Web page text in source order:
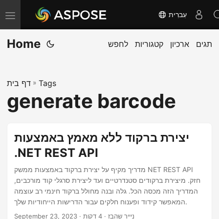
T
o
g
e
n
a
עִברִית
Home לחפש קטגוריות ארכיון תגים
דף בית » Tags
generate barcode
יצירת ברקוד ללא מאמץ באמצעות
.NET REST API
מדריך מקיף על יצירת ברקוד באמצעות ממשק NET REST API
חזק. מיצירת ברקודים סטנדרטיים ועד ליצירת סרגלי קוד מורכבים,
המדריך הזה מכסה הכל. גלה ובנה מחולל ברקוד חינמי רב עוצמה
המאפשר קידוד ופענוח חלקים עבור הדרישות הייחודיות שלך.
September 23, 2023 · ניייר שהבז · 4 דקות